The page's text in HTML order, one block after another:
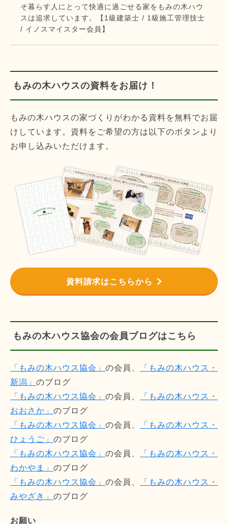
そ暮らす人にとって快適に過ごせる家をもみの木ハウ
スは追求しています。【1級建築士 / 1級施工管理技士
/ イノスマイスター会員】
もみの木ハウスの資料をお届け！
もみの木ハウスの家づくりがわかる資料を無料でお届
けしています。資料をご希望の方は以下のボタンより
お申し込みいただけます。
資料請求はこちらから
もみの木ハウス協会の会員ブログはこちら
「もみの木ハウス協会」 の会員、
「もみの木ハウス・
新潟」 のブログ
「もみの木ハウス協会」 の会員、
「もみの木ハウス・
おおさか」 のブログ
「もみの木ハウス協会」 の会員、
「もみの木ハウス・
ひょうご」 のブログ
「もみの木ハウス協会」 の会員、
「もみの木ハウス・
わかやま」 のブログ
「もみの木ハウス協会」 の会員、
「もみの木ハウス・
みやざき」 のブログ
お願い